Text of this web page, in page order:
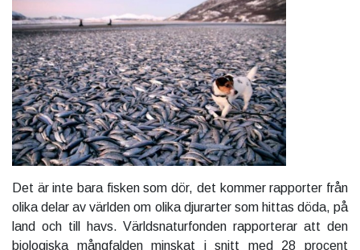
Det är inte bara fisken som dör, det kommer rapporter från
olika delar av världen om olika djurarter som hittas döda, på
land och till havs. Världsnaturfonden rapporterar att den
biologiska mångfalden minskat i snitt med 28 procent